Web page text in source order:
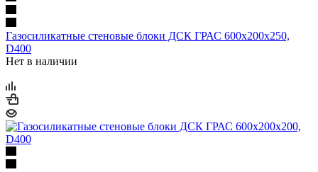
Газосиликатные стеновые блоки ДСК ГРАС 600х200х250,
D400
Нет в наличии